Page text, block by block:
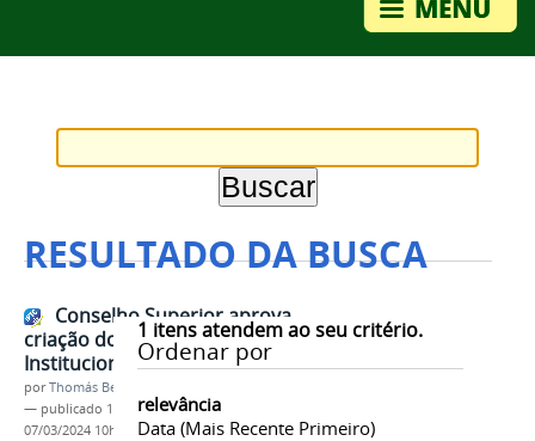
RESULTADO DA BUSCA
1 itens atendem ao seu critério.
Ordenar por
relevância
Data (mais Recente Primeiro)
Conselho Superior aprova
criação do Repositório
Institucional do IFMG
porThomás Bertozzi de Oliveira e Sousa Leão
— publicado 10/05/2023—última modificação
07/03/2024 10h52